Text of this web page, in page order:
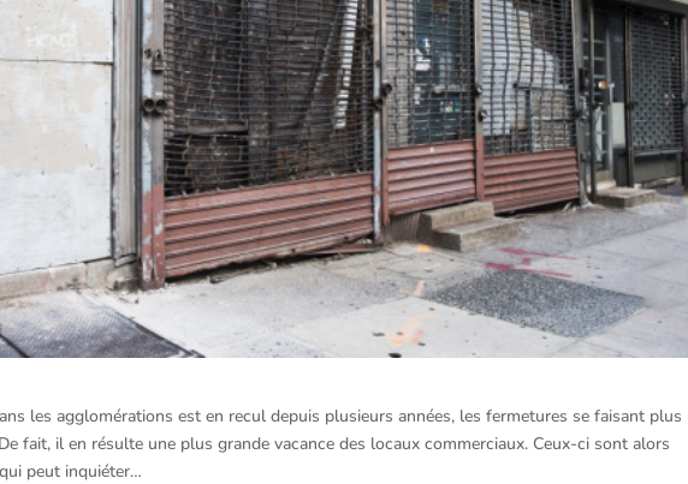
les agglomérations est en recul depuis plusieurs années, les fermetures se faisant plus
fait, il en résulte une plus grande vacance des locaux commerciaux. Ceux-ci sont alors
peut inquiéter…